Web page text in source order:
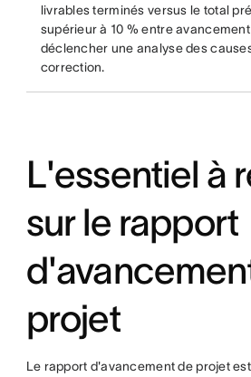
livrables terminés versus le total
supérieur à 10 % entre
déclencher une analyse des
correction.
L'essentiel à
sur le rapport
projet
Le rapport d'avancement de projet